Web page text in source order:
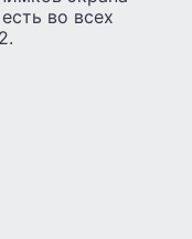
во всех